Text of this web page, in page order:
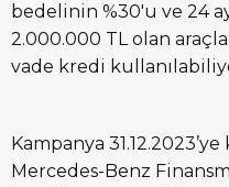
bedelinin %30'u ve 24
2.000.000 TL olan
vade kredi
Kampanya
Mercedes-Benz